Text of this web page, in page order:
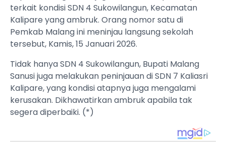
terkait kondisi SDN 4 Sukowilangun, Kecamatan
Kalipare yang ambruk. Orang nomor satu di
Pemkab Malang ini meninjau langsung sekolah
tersebut, Kamis, 15 Januari 2026.
Tidak hanya SDN 4 Sukowilangun, Bupati Malang
Sanusi juga melakukan peninjauan di SDN 7 Kaliasri
Kalipare, yang kondisi atapnya juga mengalami
kerusakan. Dikhawatirkan ambruk apabila tak
segera diperbaiki. (*)